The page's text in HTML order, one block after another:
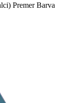
Premer Barva